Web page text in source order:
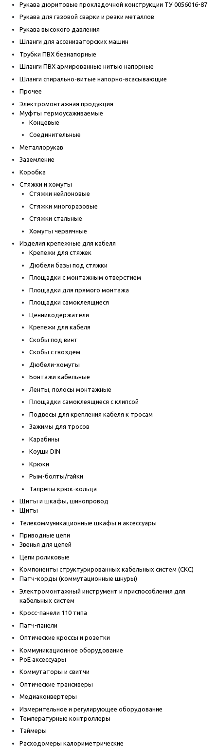
Рукава дюритовые прокладочной конструкции ТУ 0056016-87
Рукава для газовой сварки и резки металлов
Рукава высокого давления
Шланги для ассенизаторских машин
Трубки ПВХ безнапорные
Шланги ПВХ армированные нитью напорные
Шланги спирально-витые напорно-всасывающие
Прочее
Электромонтажная продукция
Муфты термоусаживаемые
Концевые
Соединительные
Металлорукав
Заземление
Коробка
Стяжки и хомуты
Стяжки нейлоновые
Стяжки многоразовые
Стяжки стальные
Хомуты червячные
Изделия крепежные для кабеля
Крепежи для стяжек
Дюбели базы под стяжки
Площадки с монтажным отверстием
Площадки для прямого монтажа
Площадки самоклеящиеся
Ценникодержатели
Крепежи для кабеля
Скобы под винт
Скобы с гвоздем
Дюбели-хомуты
Бонтажи кабельные
Ленты, полосы монтажные
Площадки самоклеящиеся с клипсой
Подвесы для крепления кабеля к тросам
Зажимы для тросов
Карабины
Коуши DIN
Крюки
Рым-болты/гайки
Талрепы крюк-кольца
Щиты и шкафы, шинопровод
Щиты
Телекоммуникационные шкафы и аксессуары
Приводные цепи
Звенья для цепей
Цепи роликовые
Компоненты структурированных кабельных систем (СКС)
Патч-корды (коммутационные шнуры)
Электромонтажный инструмент и приспособления для
кабельных систем
Кросс-панели 110 типа
Патч-панели
Оптические кроссы и розетки
Коммуникационное оборудование
PoE аксессуары
Коммутаторы и свитчи
Оптические трансиверы
Медиаконвертеры
Измерительное и регулирующее оборудование
Температурные контроллеры
Таймеры
Расходомеры калориметрические